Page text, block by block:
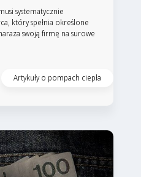
systematycznie
który spełnia określone
swoją firmę na surowe
Artykuły o pompach ciepła